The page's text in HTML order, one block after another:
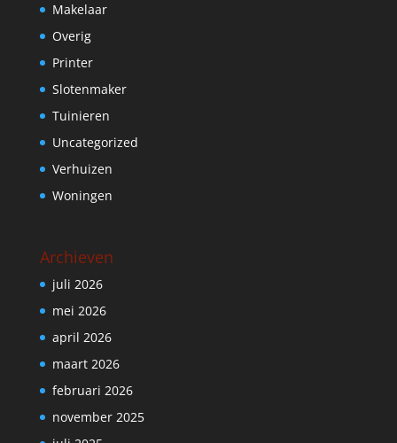
Makelaar
Overig
Printer
Slotenmaker
Tuinieren
Uncategorized
Verhuizen
Woningen
Archieven
juli 2026
mei 2026
april 2026
maart 2026
februari 2026
november 2025